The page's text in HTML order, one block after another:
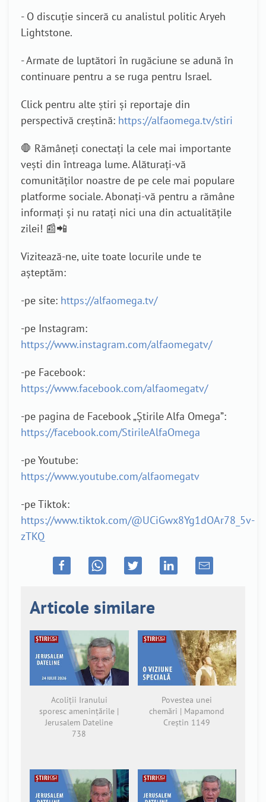
- O discuție sinceră cu analistul politic Aryeh
Lightstone.
- Armate de luptători în rugăciune se adună în
continuare pentru a se ruga pentru Israel.
Click pentru alte știri și reportaje din
perspectivă creștină: https://alfaomega.tv/stiri
🛑 Rămâneți conectați la cele mai importante
vești din întreaga lume. Alăturați-vă
comunităților noastre de pe cele mai populare
platforme sociale. Abonați-vă pentru a rămâne
informați și nu ratați nici una din actualitățile
zilei! 📰📲
Vizitează-ne, uite toate locurile unde te
așteptăm:
-pe site: https://alfaomega.tv/
-pe Instagram:
https://www.instagram.com/alfaomegatv/
-pe Facebook:
https://www.facebook.com/alfaomegatv/
-pe pagina de Facebook „Știrile Alfa Omega”:
https://facebook.com/StirileAlfaOmega
-pe Youtube:
https://www.youtube.com/alfaomegatv
-pe Tiktok:
https://www.tiktok.com/@UCiGwx8Yg1dOAr78_5v-
zTKQ
Articole similare
Acoliții Iranului
sporesc amenințările |
Jerusalem Dateline
738
Povestea unei
chemări | Mapamond
Creștin 1149